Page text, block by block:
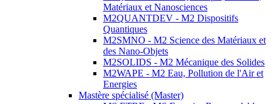
Matériaux et Nanosciences
M2QUANTDEV - M2 Dispositifs
Quantiques
M2SMNO - M2 Science des Matériaux et
des Nano-Objets
M2SOLIDS - M2 Mécanique des Solides
M2WAPE - M2 Eau, Pollution de l'Air et
Energies
Mastère spécialisé (Master)